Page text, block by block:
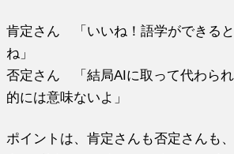
肯定さん 「いいね！語学ができる
ね」
否定さん 「結局AIに取って代わら
的には意味ないよ」
ポイントは、肯定さんも否定さんも